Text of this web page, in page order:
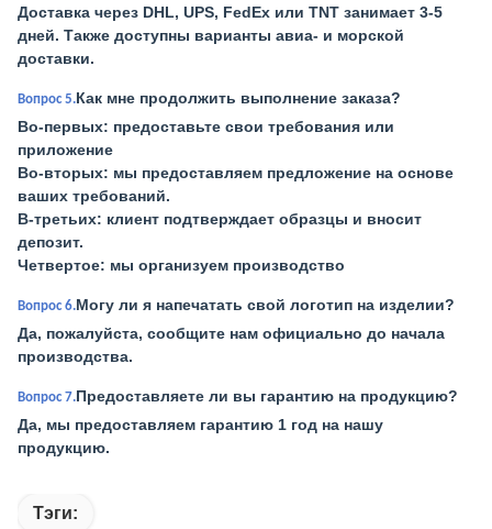
Доставка через DHL, UPS, FedEx или TNT занимает 3-5
дней. Также доступны варианты авиа- и морской
доставки.
Вопрос 5.Как мне продолжить выполнение заказа?
Во-первых: предоставьте свои требования или
приложение
Во-вторых: мы предоставляем предложение на основе
ваших требований.
В-третьих: клиент подтверждает образцы и вносит
депозит.
Четвертое: мы организуем производство
Вопрос 6.Могу ли я напечатать свой логотип на изделии?
Да, пожалуйста, сообщите нам официально до начала
производства.
Вопрос 7.Предоставляете ли вы гарантию на продукцию?
Да, мы предоставляем гарантию 1 год на нашу
продукцию.
Тэги: